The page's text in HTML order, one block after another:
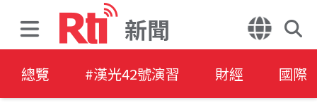
新聞
總覽 #漢光42號演習 財經 國際